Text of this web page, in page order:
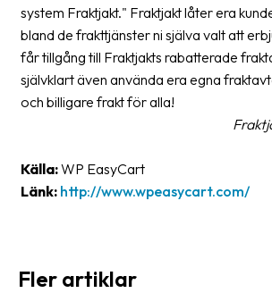
Pressrum
Medarbetare
Jobb
&
Nyhetsarkiv
Kontakta
system Fraktjakt." Fraktjakt låter era
bland de frakttjänster ni själva valt att
får tillgång till Fraktjakts rabatterade
självklart även använda era egna
och billigare frakt för alla!
Källa:WP EasyCart
Länk: http://www.wpeasycart.com/
Fler artiklar